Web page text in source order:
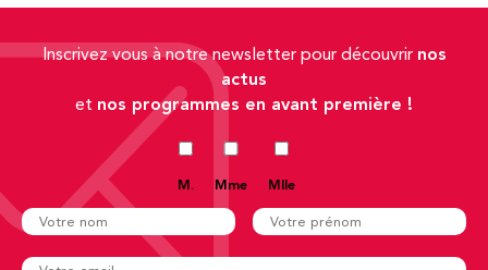
Inscrivez vous à notre newsletter pour découvrir nos
actus
et nos programmes en avant première !
M. Mme Mlle